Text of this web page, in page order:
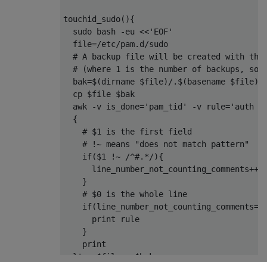
touchid_sudo(){
  sudo bash -eu <<'EOF'
  file=/etc/pam.d/sudo
# A backup file will be created with
# (where 1 is the number of backups, so
bak=$(dirname $file)/.$(basename
  cp $file $bak
awk -v is_done='pam_tid' -v rule='auth
  {
    # $1 is the first field
    # !~ means "does not match pattern"
    if($1 !~ /^#.*/){
      line_number_not_counting_comments++
    }
    # $0 is the whole line
      print rule
    }
    print
  }' > $file < $bak